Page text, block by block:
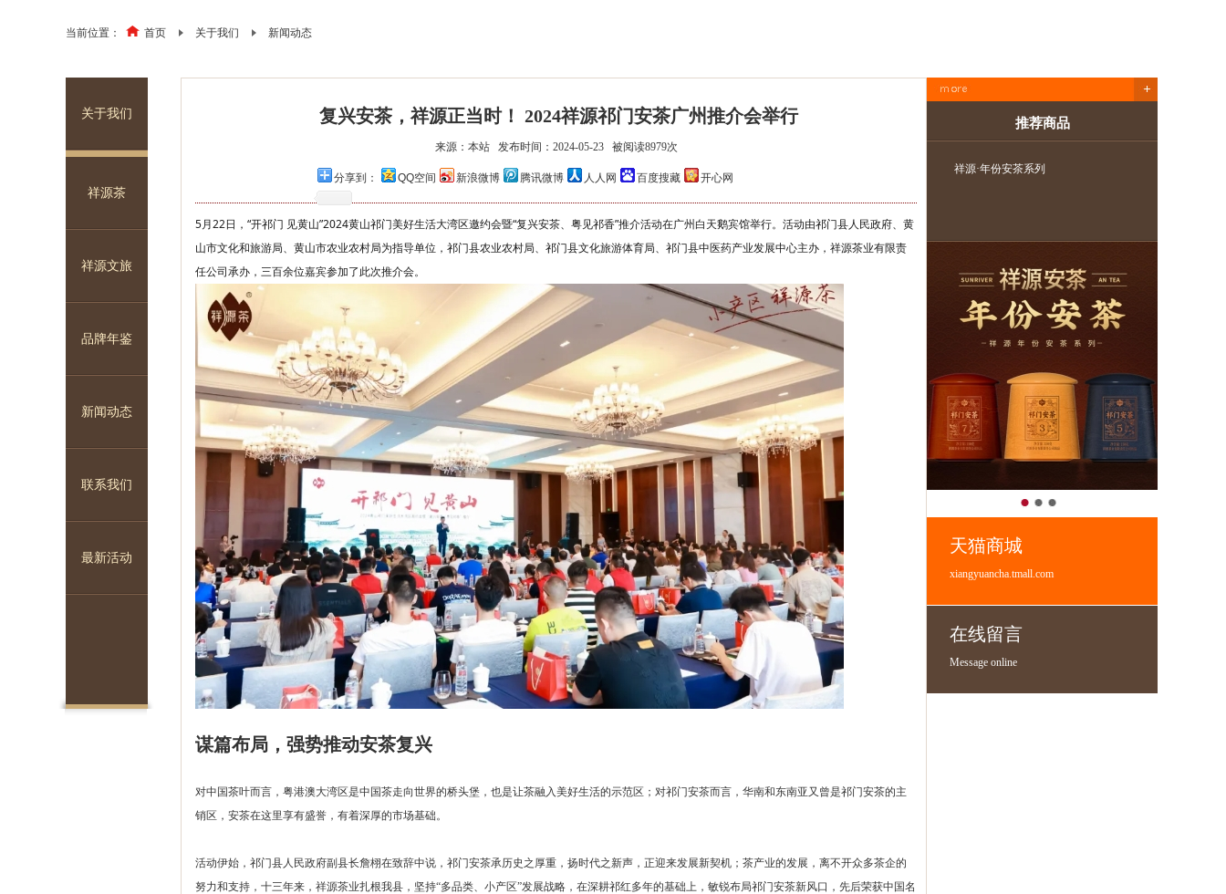
当前位置： 首页 关于我们 新闻动态
关于我们
祥源茶
祥源文旅
品牌年鉴
新闻动态
联系我们
最新活动
复兴安茶，祥源正当时！ 2024祥源祁门安茶广州推介会举行
来源：本站 发布时间：2024-05-23 被阅读8979次
分享到： QQ空间 新浪微博 腾讯微博 人人网 百度搜藏 开心网
5月22日，“开祁门 见黄山”2024黄山祁门美好生活大湾区邀约会暨“复兴安茶、粤见祁香”推介活动在广州白天鹅宾馆举行。 活动由祁门县人民政府、黄
山市文化和旅游局、黄山市农业农村局为指导单位，祁门县农业农村局、祁门县文化旅游体育局、祁门县中医药产业发展中心主办，祥源茶业有限责
任公司承办，三百余位嘉宾参加了此次推介会。
谋篇布局，强势推动安茶复兴
对中国茶叶而言，粤港澳大湾区是中国茶走向世界的桥头堡，也是让茶融入美好生活的示范区；对祁门安茶而言，华南和东南亚又曾是祁门安茶的主
销区，安茶在这里享有盛誉，有着深厚的市场基础。
活动伊始，祁门县人民政府副县长詹栩在致辞中说，祁门安茶承历史之厚重，扬时代之新声，正迎来发展新契机；茶产业的发展，离不开众多茶企的
努力和支持，十三年来，祥源茶业扎根我县，坚持“多品类、小产区”发展战略，在深耕祁红多年的基础上，敏锐布局祁门安茶新风口，先后荣获中国名
推荐商品
祥源·年份安茶系列
天猫商城
xiangyuancha.tmall.com
在线留言
Message online